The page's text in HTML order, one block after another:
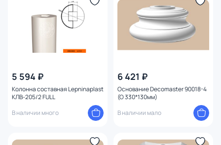
5 594 ₽
Колонна составная Lepninaplast
КЛВ-205/2 FULL
В наличии много
6 421 ₽
Основание Decomaster 90018-4
(O 330*130мм)
В наличии мало
Оформление
Глубина (см)